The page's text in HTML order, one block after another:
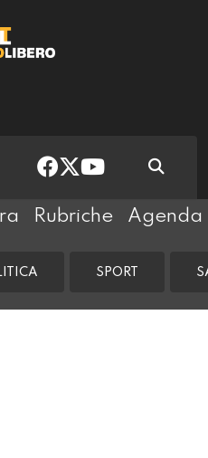
Rubriche Agenda
SPORT